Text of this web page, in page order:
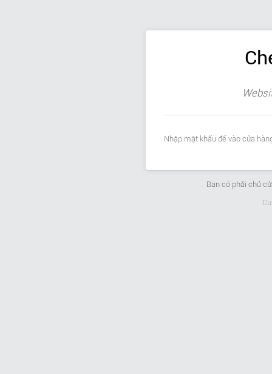
Nhập mật khẩu để vào cửa
Bạn có phải chủ